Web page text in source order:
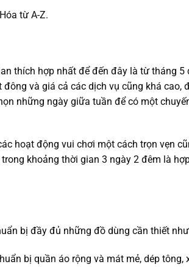
từ A-Z.
thích hợp nhất để đến đây là từ tháng 5
và giá cả các dịch vụ cũng khá cao,
những ngày giữa tuần để có một
hoạt động vui chơi một cách trọn vẹn
khoảng thời gian 3 ngày 2 đêm là
bị đầy đủ những đồ dùng cần thiết
bị quần áo rộng và mát mẻ, dép tông,